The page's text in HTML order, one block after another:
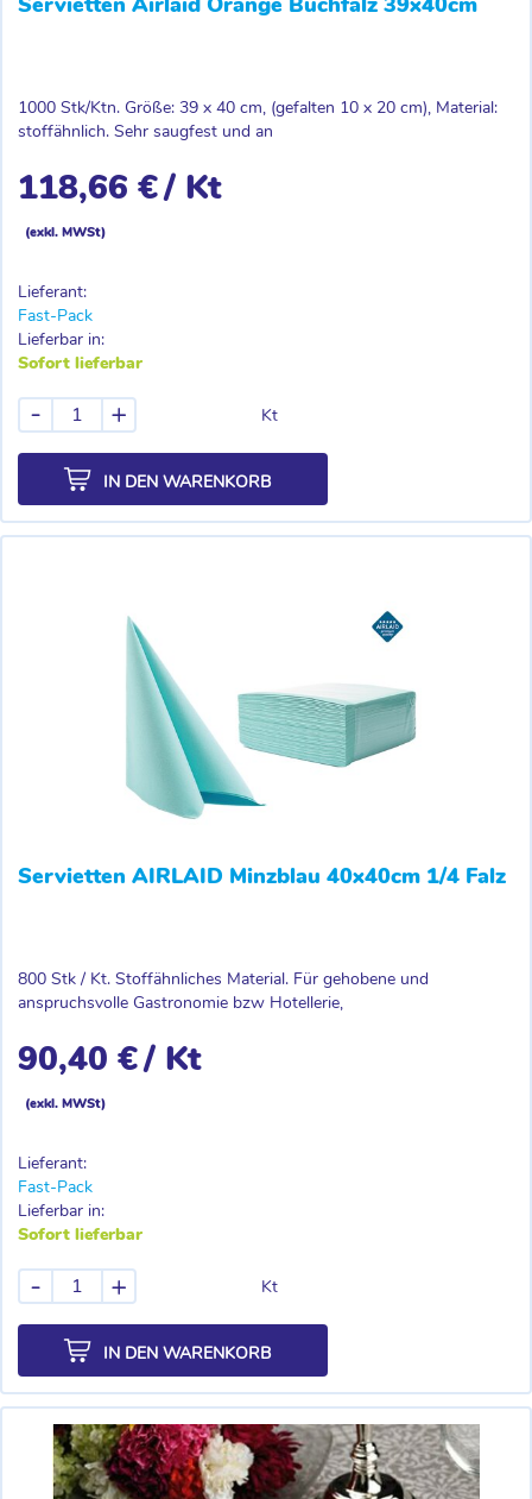
1000 Stk/Ktn. Größe: 39 x 40 cm, (gefalten 10 x 20 cm), Material:
stoffähnlich. Sehr saugfest und an
118,66 €/ Kt
(exkl. MWSt)
Lieferant:
Fast-Pack
Lieferbar in:
Sofort lieferbar
Kt
- +
IN DEN WARENKORB
Servietten AIRLAID Minzblau 40x40cm 1/4 Falz
800 Stk / Kt. Stoffähnliches Material. Für gehobene und
anspruchsvolle Gastronomie bzw Hotellerie,
90,40 €/ Kt
(exkl. MWSt)
Lieferant:
Fast-Pack
Lieferbar in:
Sofort lieferbar
Kt
- +
IN DEN WARENKORB